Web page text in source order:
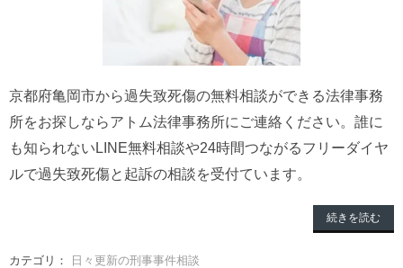
京都府亀岡市から過失致死傷の無料相談ができる法律事務
所をお探しならアトム法律事務所にご連絡ください。誰に
も知られないLINE無料相談や24時間つながるフリーダイヤ
ルで過失致死傷と起訴の相談を受付ています。
続きを読む
カテゴリ： 日々更新の刑事事件相談